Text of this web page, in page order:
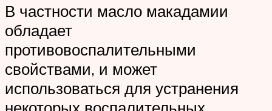
В частности масло макадамии
обладает
противовоспалительными
свойствами, и может
использоваться для устранения
некоторых воспалительных